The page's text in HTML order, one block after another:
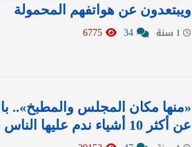
ويبتعدون عن هواتفهم المحمولة
«منها مكان المجلس والمطبخ»..
عن أكثر 10 أشياء ندم عليها الناس بعد بناء منازلهم